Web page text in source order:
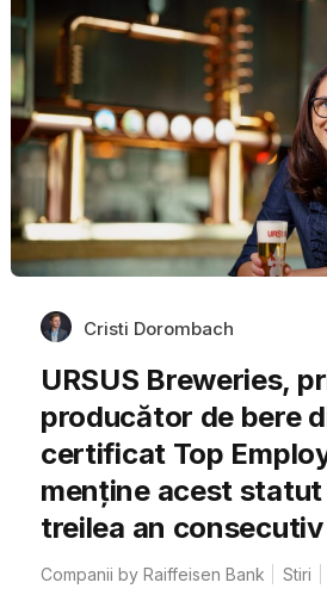
Cristi Dorombach
URSUS Breweries,
producător de bere
certificat Top
menține acest
treilea an consecutiv
Companii by Raiffeisen Bank Stiri